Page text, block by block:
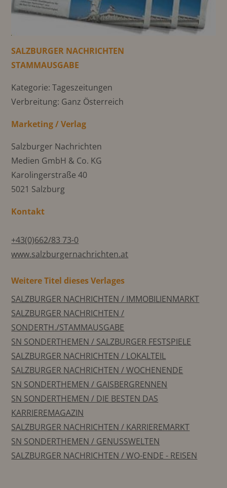
SALZBURGER NACHRICHTEN
STAMMAUSGABE
Kategorie: Tageszeitungen
Verbreitung: Ganz Österreich
Marketing / Verlag
Salzburger Nachrichten
Medien GmbH & Co. KG
Karolingerstraße 40
5021 Salzburg
Kontakt
+43(0)662/83 73-0
www.salzburgernachrichten.at
Weitere Titel dieses Verlages
SALZBURGER NACHRICHTEN / IMMOBILIENMARKT
SALZBURGER NACHRICHTEN /
SONDERTH./STAMMAUSGABE
SN SONDERTHEMEN / SALZBURGER FESTSPIELE
SALZBURGER NACHRICHTEN / LOKALTEIL
SALZBURGER NACHRICHTEN / WOCHENENDE
SN SONDERTHEMEN / GAISBERGRENNEN
SN SONDERTHEMEN / DIE BESTEN DAS
KARRIEREMAGAZIN
SALZBURGER NACHRICHTEN / KARRIEREMARKT
SN SONDERTHEMEN / GENUSSWELTEN
SALZBURGER NACHRICHTEN / WO-ENDE - REISEN